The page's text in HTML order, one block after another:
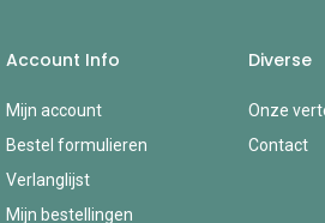
Account Info
Mijn account
Bestel formulieren
Verlanglijst
Mijn bestellingen
Diverse
Onze
Contact